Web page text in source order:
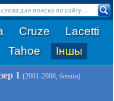
Cruze
Lacetti
Tahoe Іншы
1 (2001-2008, бензін)